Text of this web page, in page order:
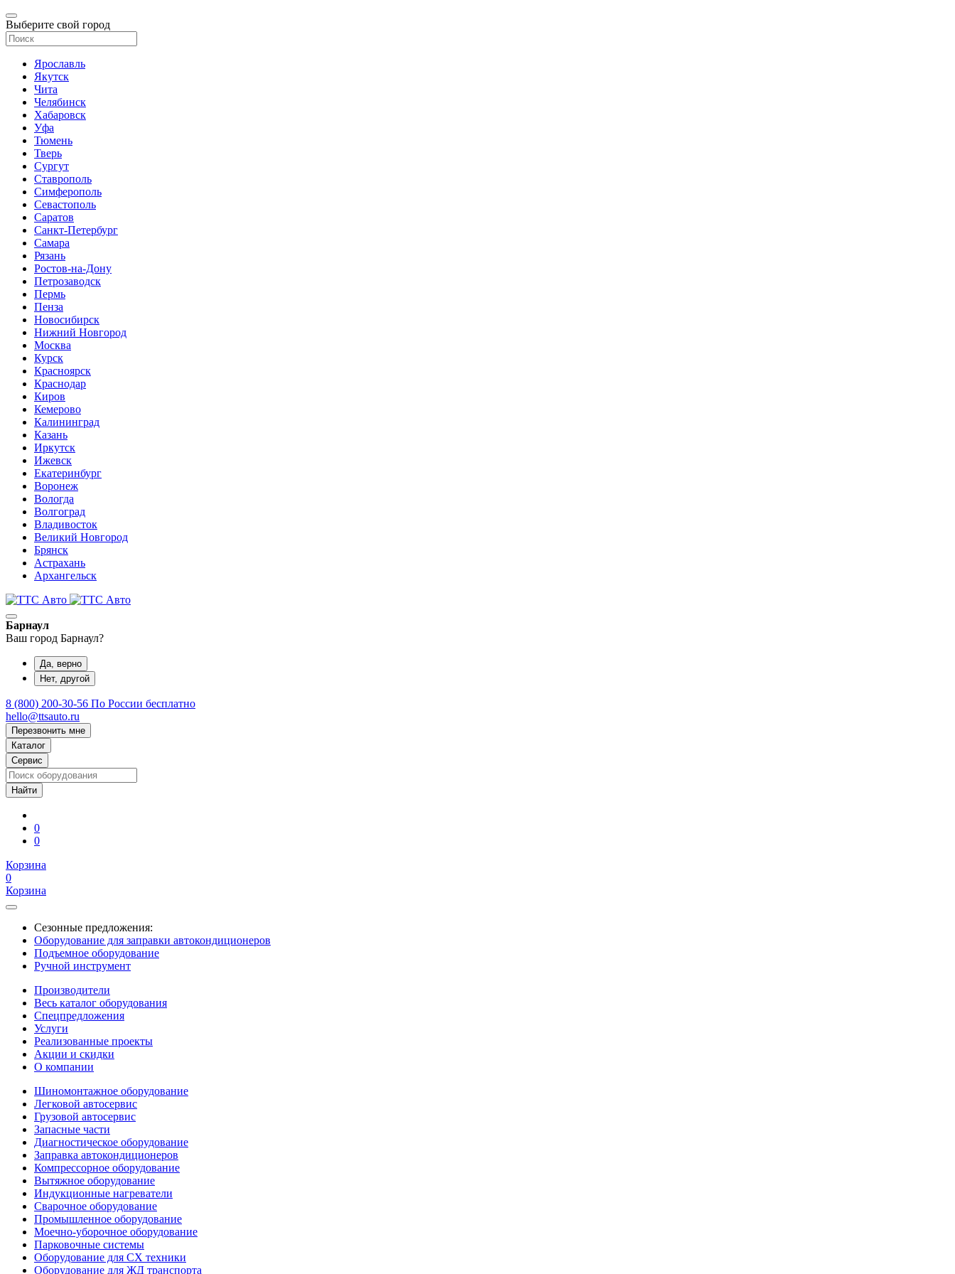
Выберите свой город
Ярославль
Якутск
Чита
Челябинск
Хабаровск
Уфа
Тюмень
Тверь
Сургут
Ставрополь
Симферополь
Севастополь
Саратов
Санкт-Петербург
Самара
Рязань
Ростов-на-Дону
Петрозаводск
Пермь
Пенза
Новосибирск
Нижний Новгород
Москва
Курск
Красноярск
Краснодар
Киров
Кемерово
Калининград
Казань
Иркутск
Ижевск
Екатеринбург
Воронеж
Вологда
Волгоград
Владивосток
Великий Новгород
Брянск
Астрахань
Архангельск
Барнаул
Ваш город Барнаул?
Да, верно
Нет, другой
8 (800) 200-30-56 По России бесплатно
hello@ttsauto.ru
Перезвонить мне
Каталог
Сервис
0
0
Корзина
0
Корзина
Сезонные предложения:
Оборудование для заправки автокондиционеров
Подъемное оборудование
Ручной инструмент
Производители
Весь каталог оборудования
Спецпредложения
Услуги
Реализованные проекты
Акции и скидки
О компании
Шиномонтажное оборудование
Легковой автосервис
Грузовой автосервис
Запасные части
Диагностическое оборудование
Заправка автокондиционеров
Компрессорное оборудование
Вытяжное оборудование
Индукционные нагреватели
Сварочное оборудование
Промышленное оборудование
Моечно-уборочное оборудование
Парковочные системы
Оборудование для СХ техники
Оборудование для ЖД транспорта